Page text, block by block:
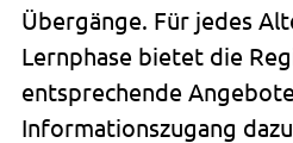
Übergänge. Für jedes
Lernphase bietet die
entsprechende
Informationszugang